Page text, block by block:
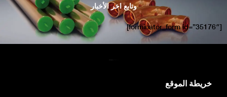
وتابع اخر الأخبار
[forminator_form id=”35176″]
خريطة الموقع